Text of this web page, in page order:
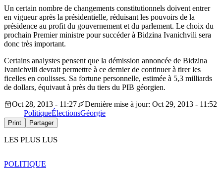
Un certain nombre de changements constitutionnels doivent entrer
en vigueur après la présidentielle, réduisant les pouvoirs de la
présidence au profit du gouvernement et du parlement. Le choix du
prochain Premier ministre pour succéder à Bidzina Ivanichvili sera
donc très important.
Certains analystes pensent que la démission annoncée de Bidzina
Ivanichvili devrait permettre à ce dernier de continuer à tirer les
ficelles en coulisses. Sa fortune personnelle, estimée à 5,3 milliards
de dollars, équivaut à près du tiers du PIB géorgien.
Oct 28, 2013 - 11:27
Dernière mise à jour: Oct 29, 2013 - 11:52
PolitiqueÉlectionsGéorgie
Print Partager
LES PLUS LUS
POLITIQUE